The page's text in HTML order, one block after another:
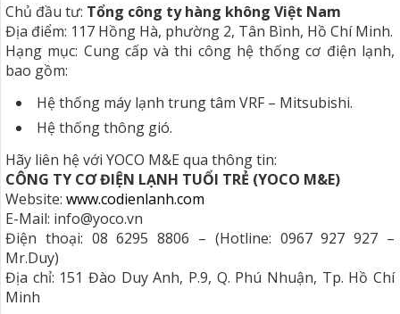
Chủ đầu tư: Tổng công ty hàng không Việt Nam
Địa điểm: 117 Hồng Hà, phường 2, Tân Bình, Hồ Chí Minh.
Hạng mục: Cung cấp và thi công hệ thống cơ điện lạnh,
bao gồm:
Hệ thống máy lạnh trung tâm VRF – Mitsubishi.
Hệ thống thông gió.
Hãy liên hệ với YOCO M&E qua thông tin:
CÔNG TY CƠ ĐIỆN LẠNH TUỔI TRẺ (YOCO M&E)
Website: www.codienlanh.com
E-Mail: info@yoco.vn
Điện thoại: 08 6295 8806 – (Hotline: 0967 927 927 –
Mr.Duy)
Địa chỉ: 151 Đào Duy Anh, P.9, Q. Phú Nhuận, Tp. Hồ Chí
Minh